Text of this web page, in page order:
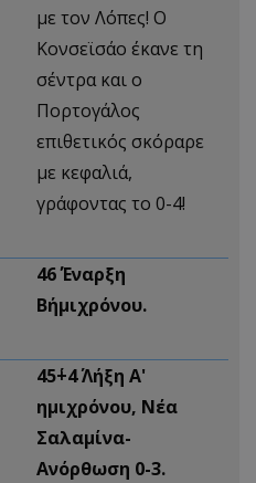
με τον Λόπες! Ο
Κονσεϊσάο έκανε τη
σέντρα και ο
Πορτογάλος
επιθετικός σκόραρε
με κεφαλιά,
γράφοντας το 0-4!
46΄ Έναρξη
Β΄ημιχρόνου.
45΄+4΄ Λήξη Α'
ημιχρόνου, Νέα
Σαλαμίνα-
Ανόρθωση 0-3.